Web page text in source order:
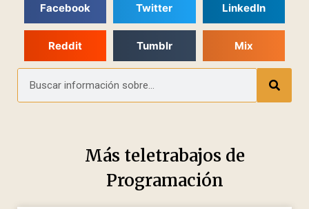
Facebook Twitter LinkedIn
Reddit Tumblr Mix
Más teletrabajos de
Programación